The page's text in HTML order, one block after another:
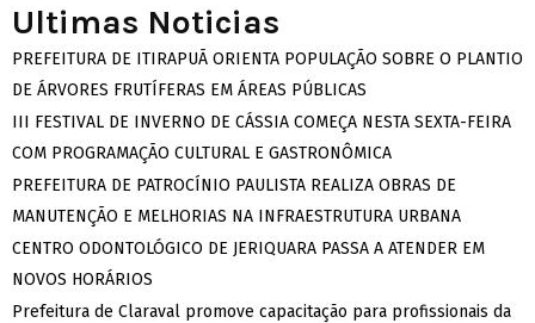
Ultimas Noticias
PREFEITURA DE ITIRAPUÃ ORIENTA POPULAÇÃO SOBRE O PLANTIO
DE ÁRVORES FRUTÍFERAS EM ÁREAS PÚBLICAS
III FESTIVAL DE INVERNO DE CÁSSIA COMEÇA NESTA SEXTA-FEIRA
COM PROGRAMAÇÃO CULTURAL E GASTRONÔMICA
PREFEITURA DE PATROCÍNIO PAULISTA REALIZA OBRAS DE
MANUTENÇÃO E MELHORIAS NA INFRAESTRUTURA URBANA
CENTRO ODONTOLÓGICO DE JERIQUARA PASSA A ATENDER EM
NOVOS HORÁRIOS
Prefeitura de Claraval promove capacitação para profissionais da